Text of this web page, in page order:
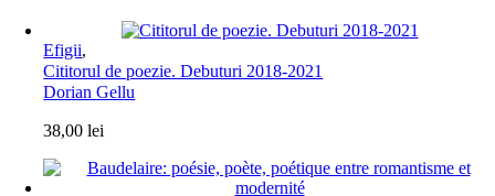
Efigii,
Cititorul de poezie. Debuturi 2018-2021
Dorian Gellu
38,00lei